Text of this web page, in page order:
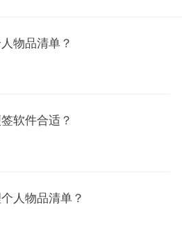
物品清单？
软件合适？
人物品清单？